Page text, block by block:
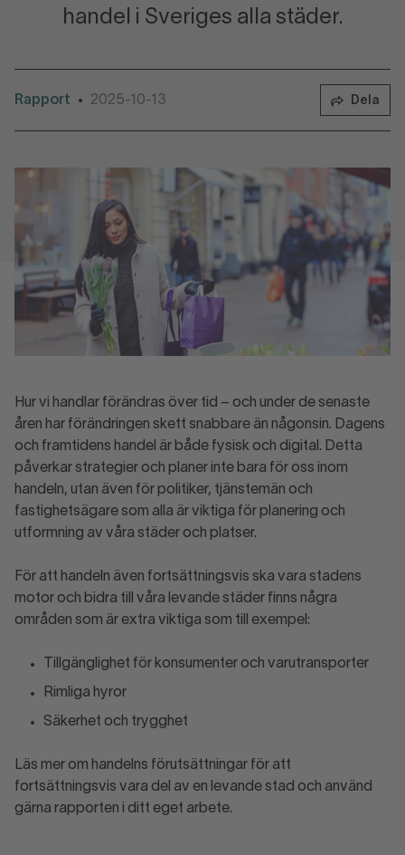
handel i Sveriges alla städer.
Rapport • 2025-10-13 Dela
Hur vi handlar förändras över tid – och under de senaste
åren har förändringen skett snabbare än någonsin. Dagens
och framtidens handel är både fysisk och digital. Detta
påverkar strategier och planer inte bara för oss inom
handeln, utan även för politiker, tjänstemän och
fastighetsägare som alla är viktiga för planering och
utformning av våra städer och platser.
För att handeln även fortsättningsvis ska vara stadens
motor och bidra till våra levande städer finns några
områden som är extra viktiga som till exempel:
Tillgänglighet för konsumenter och varutransporter
Rimliga hyror
Säkerhet och trygghet
Läs mer om handelns förutsättningar för att
fortsättningsvis vara del av en levande stad och använd
gärna rapporten i ditt eget arbete.